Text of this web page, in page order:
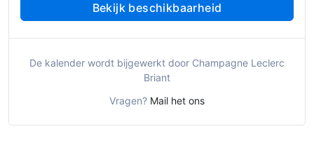
Bekijk beschikbaarheid
De kalender wordt bijgewerkt door Champagne Leclerc
Briant
Vragen? Mail het ons